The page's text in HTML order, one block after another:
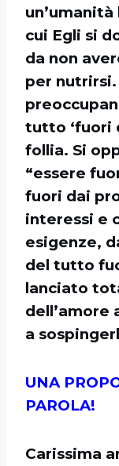
cui Egli si
da non
per
tutto ‘fuori
follia. Si
“essere
fuori dai
interessi e
esigenze,
del tutto
lanciato
dell’amore
a
UNA
PAROLA!
Carissima